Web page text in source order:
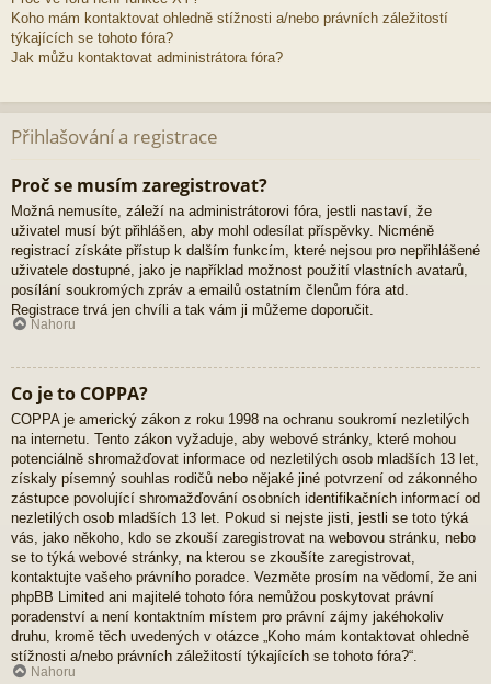
Koho mám kontaktovat ohledně stížnosti a/nebo právních záležitostí
týkajících se tohoto fóra?
Jak můžu kontaktovat administrátora fóra?
Přihlašování a registrace
Proč se musím zaregistrovat?
Možná nemusíte, záleží na administrátorovi fóra, jestli nastaví, že
uživatel musí být přihlášen, aby mohl odesílat příspěvky. Nicméně
registrací získáte přístup k dalším funkcím, které nejsou pro nepřihlášené
uživatele dostupné, jako je například možnost použití vlastních avatarů,
posílání soukromých zpráv a emailů ostatním členům fóra atd.
Registrace trvá jen chvíli a tak vám ji můžeme doporučit.
Nahoru
Co je to COPPA?
COPPA je americký zákon z roku 1998 na ochranu soukromí nezletilých
na internetu. Tento zákon vyžaduje, aby webové stránky, které mohou
potenciálně shromažďovat informace od nezletilých osob mladších 13 let,
získaly písemný souhlas rodičů nebo nějaké jiné potvrzení od zákonného
zástupce povolující shromažďování osobních identifikačních informací od
nezletilých osob mladších 13 let. Pokud si nejste jisti, jestli se toto týká
vás, jako někoho, kdo se zkouší zaregistrovat na webovou stránku, nebo
se to týká webové stránky, na kterou se zkoušíte zaregistrovat,
kontaktujte vašeho právního poradce. Vezměte prosím na vědomí, že ani
phpBB Limited ani majitelé tohoto fóra nemůžou poskytovat právní
poradenství a není kontaktním místem pro právní zájmy jakéhokoliv
druhu, kromě těch uvedených v otázce „Koho mám kontaktovat ohledně
stížnosti a/nebo právních záležitostí týkajících se tohoto fóra?“.
Nahoru